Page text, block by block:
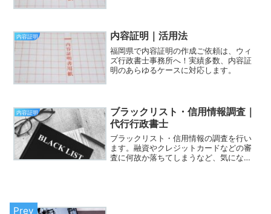
内容証明 内容証明｜活用法
福岡県で内容証明の作成ご依頼は、ウィ
ズ行政書士事務所へ！実績多数、内容証
明のあらゆるケースに対応します。
内容証明
ブラックリスト・信用情報調査｜
代行行政書士
ブラックリスト・信用情報の調査を行い
ます。融資やクレジットカードなどの審
査に何故か落ちてしまうなど、気になる